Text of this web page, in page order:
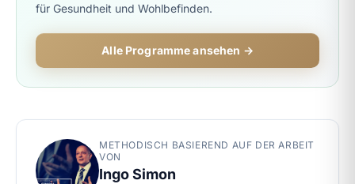
für Gesundheit und Wohlbefinden.
Alle Programme ansehen →
METHODISCH BASIEREND AUF DER ARBEIT
VON
Ingo Simon